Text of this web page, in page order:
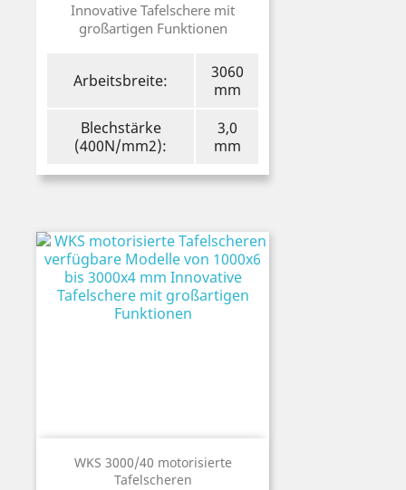
Innovative Tafelschere mit
großartigen Funktionen
Arbeitsbreite:
3060
mm
Blechstärke
(400N/mm2):
3,0
mm
WKS 3000/40 motorisierte
Tafelscheren